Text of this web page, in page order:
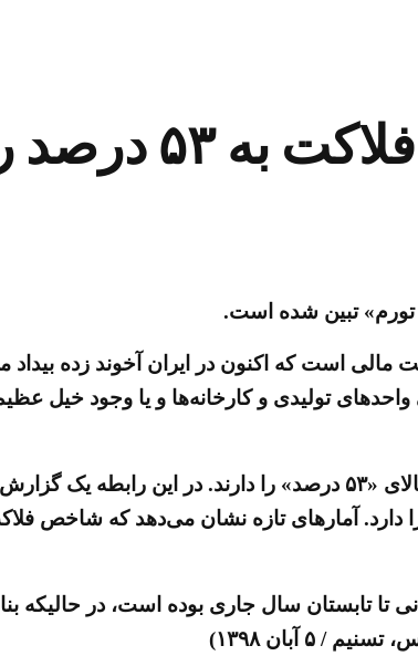
درصد رسید!
تورم» تبین شده است.
مالی است که اکنون در ایران آخوند زده بیداد
تولیدی و کارخانه‌ها و یا وجود خیل
تازه‌ترین داده‌های حکومت سخن از رسیدن نرخ فلاکت به بالای
سال جاری بوده است، در حالیکه